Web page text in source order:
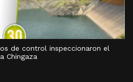
de control inspeccionaron el
Chingaza